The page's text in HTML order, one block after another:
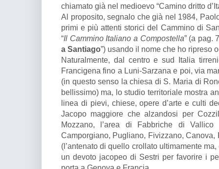
chiamato già nel medioevo “Camino dritto
Al proposito, segnalo che già nel 1984,
primi e più attenti storici del Cammino di
“Il Cammino Italiano a Compostella” (a pag.
a Santiago”) usando il nome che ho ripreso
Naturalmente, dal centro e sud Italia
Francigena fino a Luni-Sarzana e poi, via
(in questo senso la chiesa di S. Maria di
bellissimo) ma, lo studio territoriale mostra
linea di pievi, chiese, opere d’arte e culti
Jacopo maggiore che alzandosi per
Mozzano, l’area di Fabbriche di
Camporgiano, Pugliano, Fivizzano,
(l’antenato di quello crollato ultimamente
un devoto jacopeo di Sestri per favorire i